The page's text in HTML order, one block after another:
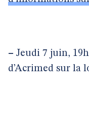
– Jeudi 7 juin,
d’Acrimed sur la